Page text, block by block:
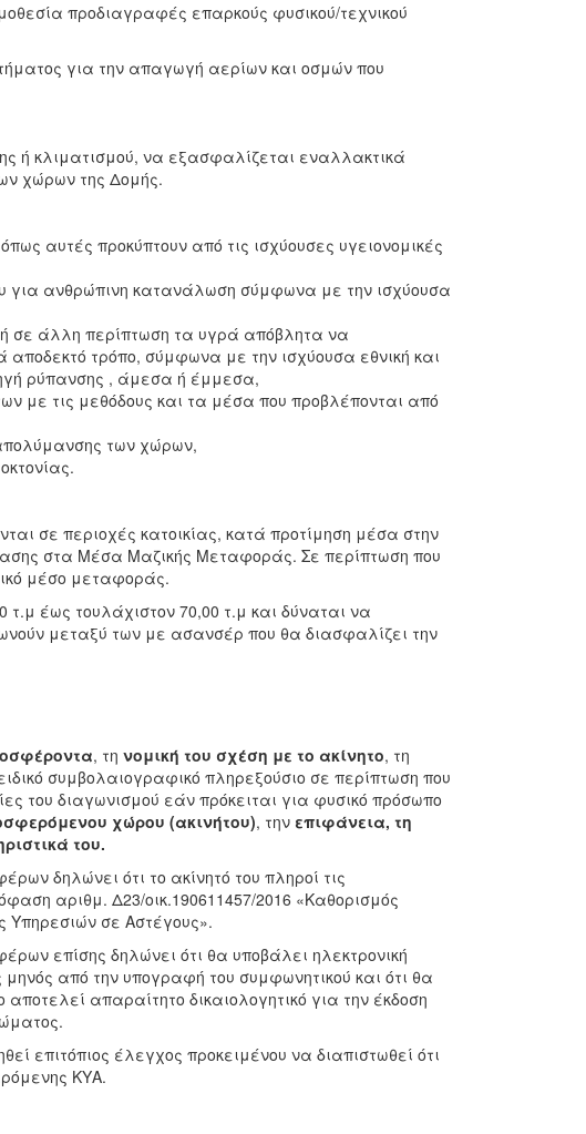
προδιαγραφές επαρκούς φυσικού/τεχνικού
για την απαγωγή αερίων και οσμών που
ή κλιματισμού, να εξασφαλίζεται εναλλακτικά
χώρων της Δομής.
αυτές προκύπτουν από τις ισχύουσες υγειονομικές
ανθρώπινη κατανάλωση σύμφωνα με την ισχύουσα
ή σε άλλη περίπτωση τα υγρά απόβλητα να
αποδεκτό τρόπο, σύμφωνα με την ισχύουσα εθνική και
ρύπανσης , άμεσα ή έμμεσα,
με τις μεθόδους και τα μέσα που προβλέπονται από
των χώρων,
σε περιοχές κατοικίας, κατά προτίμηση μέσα στην
στα Μέσα Μαζικής Μεταφοράς. Σε περίπτωση που
μέσο μεταφοράς.
έως τουλάχιστον 70,00 τ.μ και δύναται να
μεταξύ των με ασανσέρ που θα διασφαλίζει την
, τη νομική του σχέση με το ακίνητο, τη
συμβολαιογραφικό πληρεξούσιο σε περίπτωση που
του διαγωνισμού εάν πρόκειται για φυσικό πρόσωπο
χώρου (ακινήτου), την επιφάνεια, τη
του.
δηλώνει ότι το ακίνητό του πληροί τις
αριθμ. Δ23/οικ.190611457/2016 «Καθορισμός
σε Αστέγους».
επίσης δηλώνει ότι θα υποβάλει ηλεκτρονική
από την υπογραφή του συμφωνητικού και ότι θα
αποτελεί απαραίτητο δικαιολογητικό για την έκδοση
επιτόπιος έλεγχος προκειμένου να διαπιστωθεί ότι
ΚΥΑ.